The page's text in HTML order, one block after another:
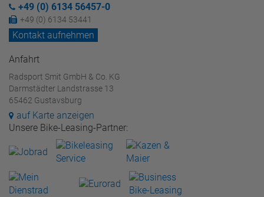
+49 (0) 6134 56457-0
+49 (0) 6134 53441
Kontakt aufnehmen
Anfahrt
Radsport Smit GmbH & Co. KG
Darmstädter Landstrasse 13
65462 Gustavsburg
auf Karte anzeigen
Unsere Bike-Leasing-Partner: